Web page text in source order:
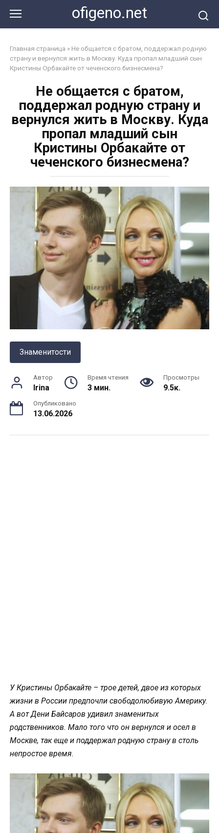
контенту
ofigeno.net
Главная страница » Не общается с братом, поддержал родную
страну и вернулся жить в Москву. Куда пропал младший сын
Кристины Орбакайте от чеченского бизнесмена?
Не общается с братом,
поддержал родную страну и
вернулся жить в Москву. Куда
пропал младший сын
Кристины Орбакайте от
чеченского бизнесмена?
Знаменитости
Автор
Irina
Время чтения
3 мин.
Просмотры
9.5к.
Опубликовано
13.06.2026
У Кристины Орбакайте – трое детей, двое из которых
жизни в России предпочли свободолюбивую Америку.
А вот Дени Байсаров удивил знаменитых
родственников. Мало того что он вернулся и осел в
Москве, так еще и поддержал родную страну в столь
непростое время.